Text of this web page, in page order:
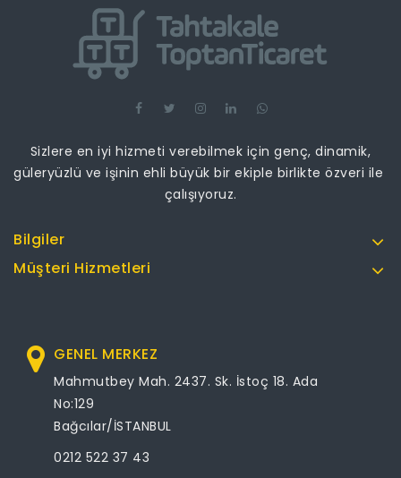
Sizlere en iyi hizmeti verebilmek için genç, dinamik,
güleryüzlü ve işinin ehli büyük bir ekiple birlikte özveri ile
çalışıyoruz.
Bilgiler
Müşteri Hizmetleri
GENEL MERKEZ
Mahmutbey Mah. 2437. Sk. İstoç 18. Ada
No:129
Bağcılar/İSTANBUL
0212 522 37 43